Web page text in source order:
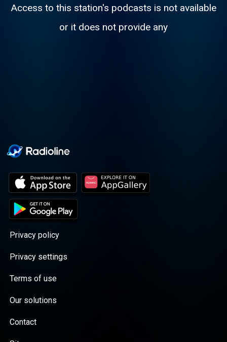
Access to this station's podcasts is not available
or it does not provide any
Privacy policy
Privacy settings
Terms of use
Our solutions
Contact